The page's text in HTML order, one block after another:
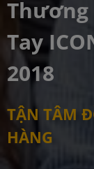
Thương
Tay
2018
TẬN TÂM
HÀNG